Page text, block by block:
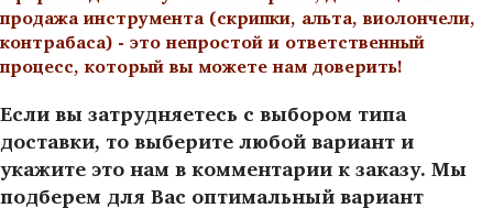
продажа инструмента (скрипки, альта, виолончели,
контрабаса) - это непростой и ответственный
процесс, который вы можете нам доверить!
Если вы затрудняетесь с выбором типа
доставки, то выберите любой вариант и
укажите это нам в комментарии к заказу. Мы
подберем для Вас оптимальный вариант